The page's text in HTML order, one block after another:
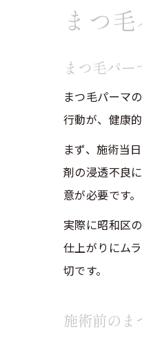
まつ
まつ毛パ
まつ毛パーマ
行動が、健康
まず、施術当
剤の浸透不良
意が必要です。
実際に昭和区
仕上がりにム
切です。
施術前のま